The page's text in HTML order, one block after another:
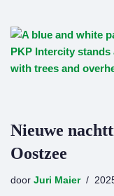
Nieuwe
Oostzee
door Juri Maier